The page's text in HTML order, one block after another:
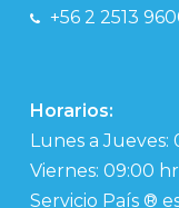
+56 2 2513
Horarios:
Lunes a Jueves:
Viernes: 09:00
Servicio País ®